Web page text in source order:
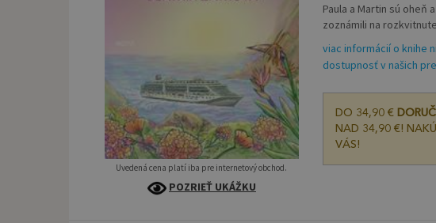
Uvedená cena platí iba pre internetový obchod.
POZRIEŤ UKÁŽKU
Paula a Martin sú oheň
zoznámili na
viac informácií o knihe
dostupnosť v našich
DO 34,90 €
NAD 34,90 €!
VÁS!